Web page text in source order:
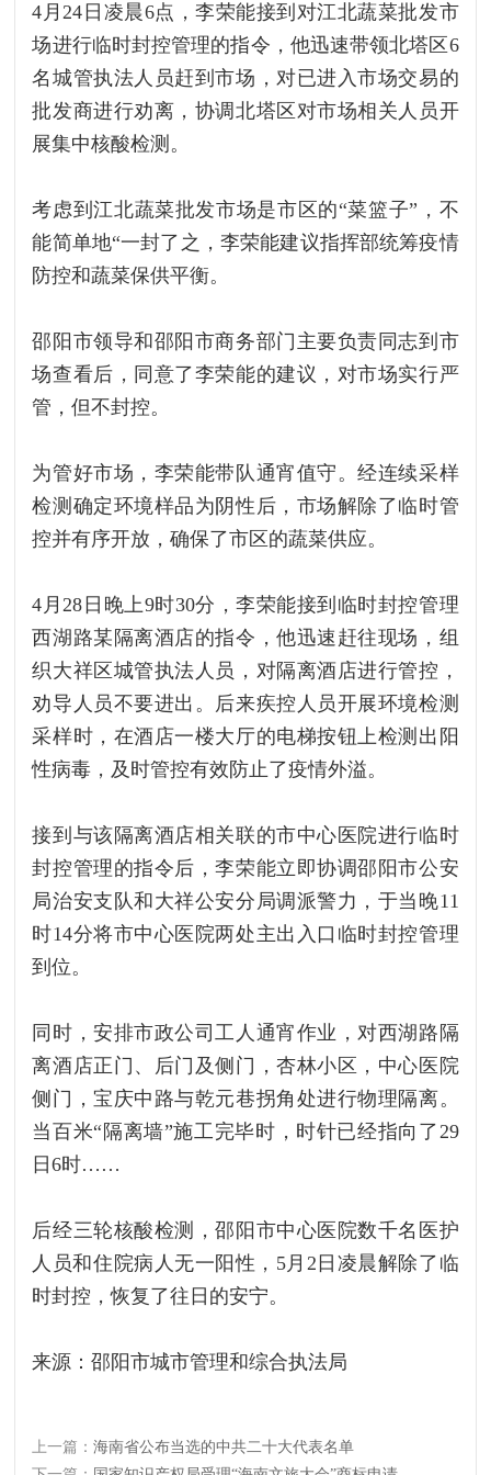
4月24日凌晨6点，李荣能接到对江北蔬菜批发市
场进行临时封控管理的指令，他迅速带领北塔区6
名城管执法人员赶到市场，对已进入市场交易的
批发商进行劝离，协调北塔区对市场相关人员开
展集中核酸检测。
考虑到江北蔬菜批发市场是市区的“菜篮子”，不
能简单地“一封了之，李荣能建议指挥部统筹疫情
防控和蔬菜保供平衡。
邵阳市领导和邵阳市商务部门主要负责同志到市
场查看后，同意了李荣能的建议，对市场实行严
管，但不封控。
为管好市场，李荣能带队通宵值守。经连续采样
检测确定环境样品为阴性后，市场解除了临时管
控并有序开放，确保了市区的蔬菜供应。
4月28日晚上9时30分，李荣能接到临时封控管理
西湖路某隔离酒店的指令，他迅速赶往现场，组
织大祥区城管执法人员，对隔离酒店进行管控，
劝导人员不要进出。后来疾控人员开展环境检测
采样时，在酒店一楼大厅的电梯按钮上检测出阳
性病毒，及时管控有效防止了疫情外溢。
接到与该隔离酒店相关联的市中心医院进行临时
封控管理的指令后，李荣能立即协调邵阳市公安
局治安支队和大祥公安分局调派警力，于当晚11
时14分将市中心医院两处主出入口临时封控管理
到位。
同时，安排市政公司工人通宵作业，对西湖路隔
离酒店正门、后门及侧门，杏林小区，中心医院
侧门，宝庆中路与乾元巷拐角处进行物理隔离。
当百米“隔离墙”施工完毕时，时针已经指向了29
日6时……
后经三轮核酸检测，邵阳市中心医院数千名医护
人员和住院病人无一阳性，5月2日凌晨解除了临
时封控，恢复了往日的安宁。
来源：邵阳市城市管理和综合执法局
上一篇：海南省公布当选的中共二十大代表名单